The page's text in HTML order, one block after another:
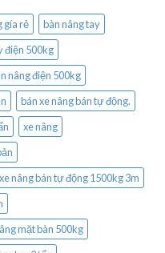
gía rẻ
bàn nâng tay
điện 500kg
nâng điện 500kg
bán xe nâng bán tự động.
xe nâng
xe nâng bán tự động 1500kg 3m
mặt bàn 500kg